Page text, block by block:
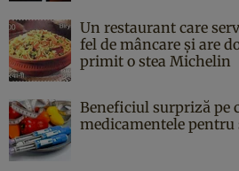
Un restaurant care
fel de mâncare și are
primit o stea Michelin
Beneficiul surpriză pe
medicamentele pentru